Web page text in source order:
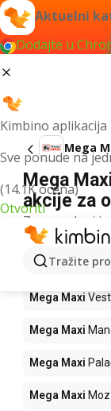
Aktuelni
Dodajte u
Kimbino aplikacija
Sve ponude na
(14.1K ocena)
Otvoriti
Tražite
Mega
Mega
akcije za
Za navedeni
Drugi
Maxi
Mega Maxi
Mega Maxi
Mega Maxi
Mega Maxi